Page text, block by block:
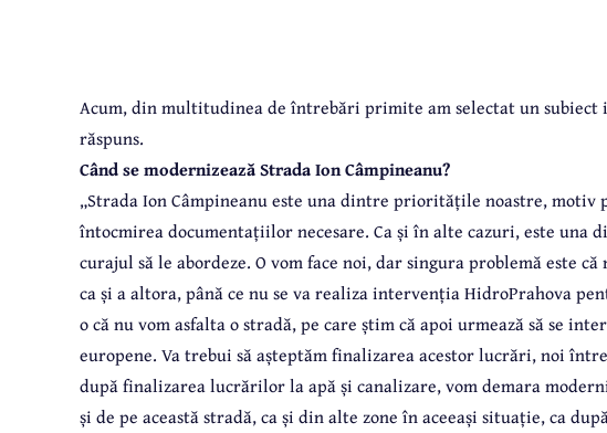
Acum, din multitudinea de întrebări primite am selectat un
răspuns.
Când se modernizează Strada Ion Câmpineanu?
„Strada Ion Câmpineanu este una dintre prioritățile noastre,
întocmirea documentațiilor necesare. Ca și în alte cazuri, este
curajul să le abordeze. O vom face noi, dar singura problemă este
ca și a altora, până ce nu se va realiza intervenția HidroPrahova
o că nu vom asfalta o stradă, pe care știm că apoi urmează să se
europene. Va trebui să așteptăm finalizarea acestor lucrări, noi
după finalizarea lucrărilor la apă și canalizare, vom demara
și de pe această stradă, ca și din alte zone în aceeași situație, ca